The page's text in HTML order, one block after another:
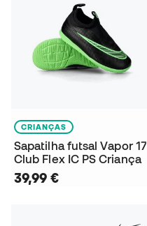
CRIANÇAS
Sapatilha futsal Vapor 17
Club Flex IC PS Criança
39,99 €